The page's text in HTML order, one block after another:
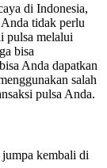
di Indonesia,
tidak perlu
pulsa melalui
bisa
Anda dapatkan
salah
pulsa Anda.
kembali di